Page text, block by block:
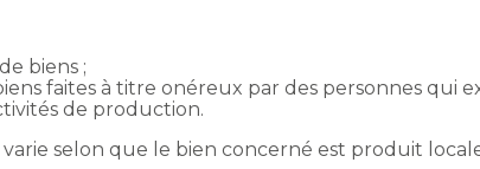
biens ;
faites à titre onéreux par des personnes qui
de production.
selon que le bien concerné est produit